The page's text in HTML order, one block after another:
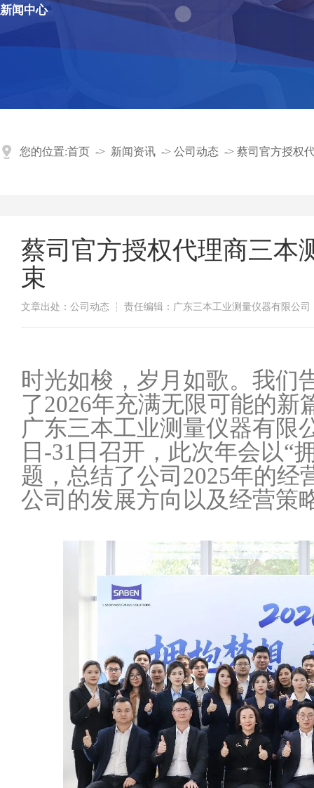
新闻中心
您的位置:首页 -> 新闻资讯 -> 公司动态 -> 蔡司官方授权
蔡司官方授权代理商三本
束
文章出处：公司动态 责任编辑：广东三本工业测量仪器有限公司
时光如梭，岁月如歌。我们
了2026年充满无限可能的新
广东三本工业测量仪器有限
日-31日召开，此次年会以“
题，总结了公司2025年的经
公司的发展方向以及经营策